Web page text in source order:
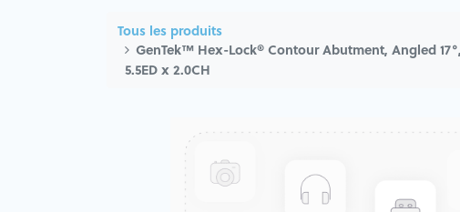
Tous les produits
GenTek™ Hex-Lock® Contour Abutment, Angled
5.5ED x 2.0CH